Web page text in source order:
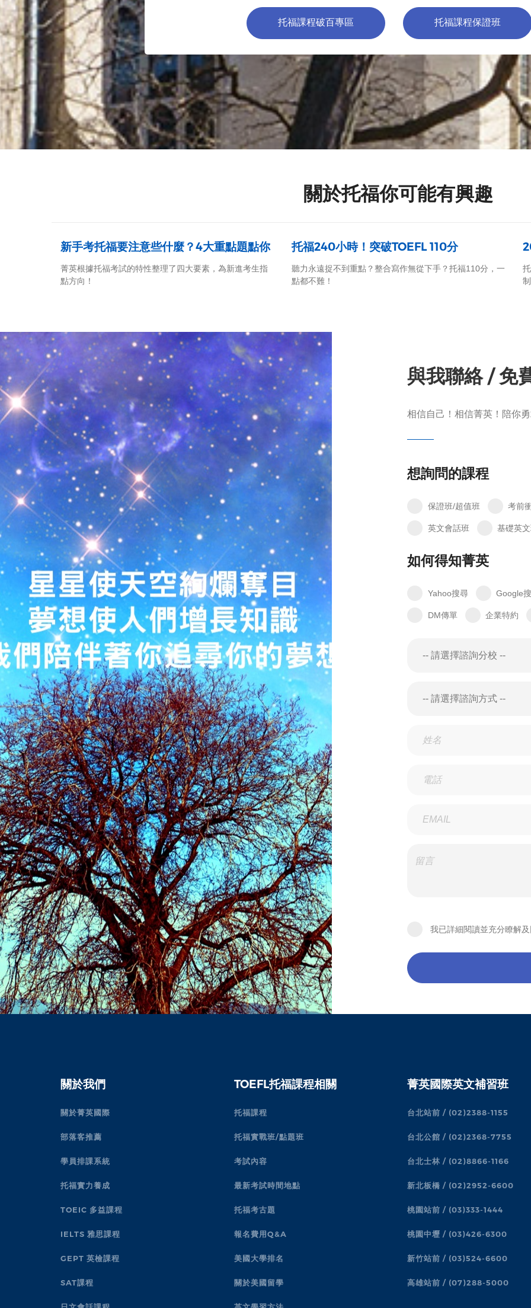
托福課程破百專區 托福課程保證班
關於托福你可能有興趣
新手考托福要注意些什麼？4大重點題點你
菁英根據托福考試的特性整理了四大要素，為新進考生指
點方向！
托福240小時！突破TOEFL 110分
聽力永遠捉不到重點？整合寫作無從下手？托福110分，一
點都不難！
與我聯絡 / 免
相信自己！相信菁英！陪你
想詢問的課程
保證班/超值班 考前
英文會話班 基礎英
如何得知菁英
Yahoo搜尋 Google
DM傳單 企業特約
我已詳細閱讀並充分瞭解
關於我們
關於菁英國際
部落客推薦
學員排課系統
托福實力養成
TOEIC 多益課程
IELTS 雅思課程
GEPT 英檢課程
SAT課程
TOEFL托福課程相關
托福課程
托福實戰班/點題班
考試內容
最新考試時間地點
托福考古題
報名費用Q&A
美國大學排名
關於美國留學
菁英國際英文補習班
台北站前 / (02)2388-1155
台北公館 / (02)2368-7755
台北士林 / (02)8866-1166
新北板橋 / (02)2952-6600
桃園站前 / (03)333-1444
桃園中壢 / (03)426-6300
新竹站前 / (03)524-6600
高雄站前 / (07)288-5000